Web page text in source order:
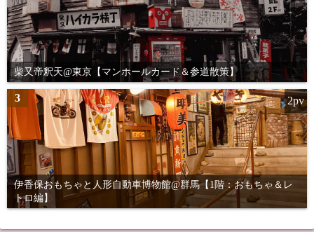
柴又帝釈天@東京【マンホールカード＆参道散策】
3
伊香保おもちゃと人形自動車博物館@群馬【1階：おもちゃ＆レ
トロ編】
2pv